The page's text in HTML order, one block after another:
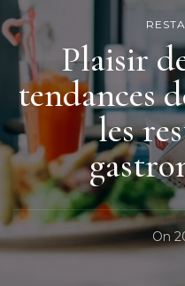
Plaisir
tendances
les
On